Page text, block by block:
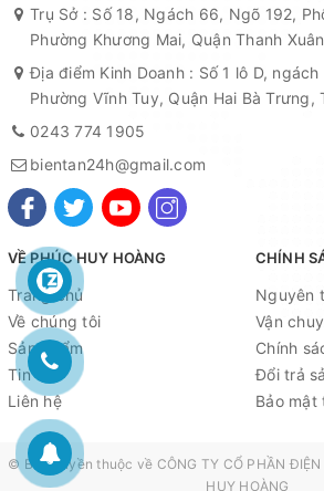
Trụ Sở : Số 18, Ngách 66, Ngõ 192,
Phường Khương Mai, Quận Thanh
Địa điểm Kinh Doanh : Số 1 lô D,
Phường Vĩnh Tuy, Quận Hai Bà Trưng,
0243 774 1905
bientan24h@gmail.com
VỀ PHÚC HUY HOÀNG
Trang chủ
Về chúng tôi
Sản phẩm
Tin tức
Liên hệ
CHÍNH
Nguyên
Vận
Chính
Đổi trả
Bảo mật
© Bản quyền thuộc về CÔNG TY CỔ PHẦN
HUY HOÀNG